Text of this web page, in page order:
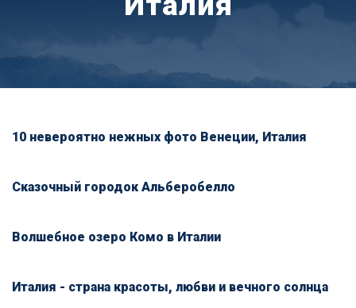
10 невероятно нежных фото Венеции, Италия
Сказочный городок Альберобелло
Волшебное озеро Комо в Италии
Италия - страна красоты, любви и вечного солнца